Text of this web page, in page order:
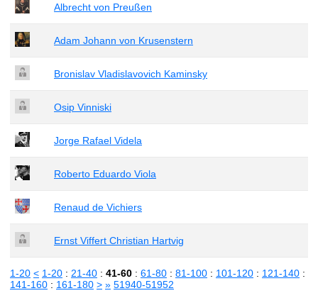
Albrecht von Preußen
Adam Johann von Krusenstern
Bronislav Vladislavovich Kaminsky
Osip Vinniski
Jorge Rafael Videla
Roberto Eduardo Viola
Renaud de Vichiers
Ernst Viffert Christian Hartvig
1-20 < 1-20 : 21-40 : 41-60 : 61-80 : 81-100 : 101-120 : 121-140 :
141-160 : 161-180 > » 51940-51952